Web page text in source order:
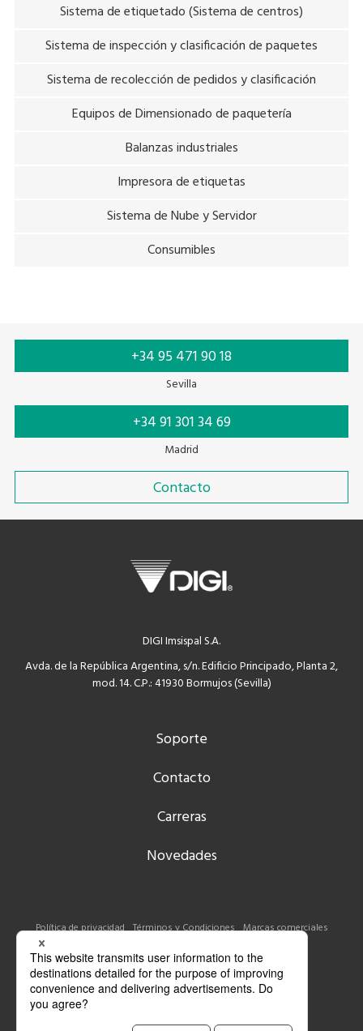
Sistema de etiquetado (Sistema de centros)
Sistema de inspección y clasificación de paquetes
Sistema de recolección de pedidos y clasificación
Equipos de Dimensionado de paquetería
Balanzas industriales
Impresora de etiquetas
Sistema de Nube y Servidor
Consumibles
+34 95 471 90 18
Sevilla
+34 91 301 34 69
Madrid
Contacto
DIGI Imsispal S.A.
Avda. de la República Argentina, s/n. Edificio Principado, Planta 2,
mod. 14. C.P.: 41930 Bormujos (Sevilla)
Soporte
Contacto
Carreras
Novedades
Política de privacidad Términos y Condiciones Marcas comerciales